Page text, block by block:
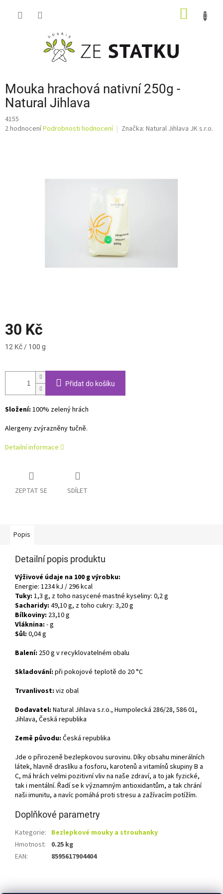
Mouka hrachová nativní 250g -
Natural Jihlava
4155
Průměrné
2 hodnoceníPodrobnosti hodnocení Značka: Natural Jihlava JK s.r.o.
30 Kč
Měrná
12 Kč / 100 g
Přidat do košíku
Složení: 100% zelený hrách
Alergeny zvýrazněny tučně.
Detailní informace
ZEPTAT SE SDÍLET
Popis
Detailní popis produktu
Výživové údaje na 100 g výrobku:
Energie: 1234 kJ / 296 kcal
Tuky: 1,3 g, z toho nasycené mastné kyseliny: 0,2 g
Sacharidy: 49,10 g, z toho cukry: 3,20 g
Bílkoviny: 23,10 g
Vláknina: - g
Sůl: 0,04 g
Balení: 250 g v recyklovatelném obalu
Skladování: při pokojové teplotě do 20 °C
Trvanlivost: viz obal
Dodavatel: Natural Jihlava s.r.o., Humpolecká 286/28, 586 01,
Jihlava, Česká republika
Země původu: Česká republika
Jde o přirozeně bezlepkovou surovinu. Díky obsahu minerálních
látek, hlavně draslíku a fosforu, karotenů a vitamínů skupiny B a
C, má hrách velmi pozitivní vliv na naše zdraví, a to jak fyzické,
tak i mentální. Řadí se k významným antioxidantům, a tak chrání
naši imunitu, a navíc pomáhá proti stresu a zažívacím potížím.
Doplňkové parametry
Kategorie: Bezlepkové mouky a strouhanky
Hmotnost:
0.25 kg
EAN: 8595617904404